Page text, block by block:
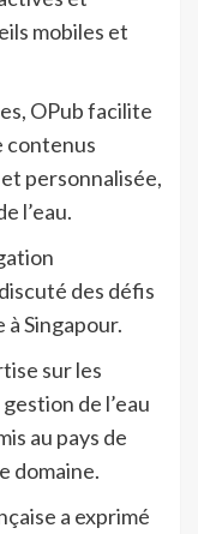
mobiles et
OPub facilite
contenus
personnalisée,
l’eau.
des défis
à Singapour.
sur les
de l’eau
au pays de
domaine.
a exprimé